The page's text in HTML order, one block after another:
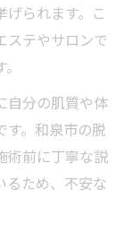
げられます。こ
ステやサロンで
自分の肌質や体
す。和泉市の脱
術前に丁寧な説
るため、不安な